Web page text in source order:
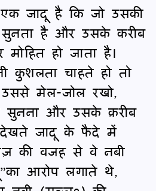
एक जादू है कि जो उसकी
है और उसके करीब
हो जाता है।
कुशलता चाहते हो तो
मेल-जोल रखो,
सुनना और उसके क़रीब
देखते जादू के फैदे में
की वजह से वे नबी
आरोप लगाते थे,